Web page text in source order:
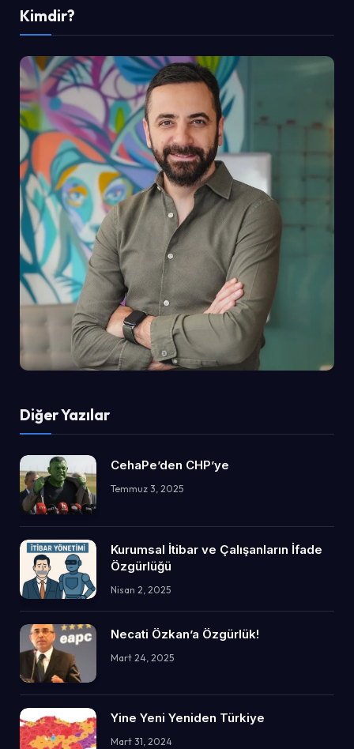
Kimdir?
Diğer Yazılar
CehaPe’den CHP’ye
Temmuz 3, 2025
Kurumsal İtibar ve Çalışanların İfade
Özgürlüğü
Nisan 2, 2025
Necati Özkan’a Özgürlük!
Mart 24, 2025
Yine Yeni Yeniden Türkiye
Mart 31, 2024